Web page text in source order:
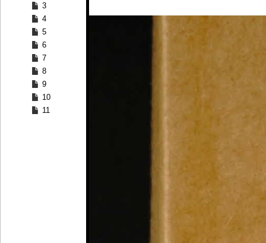
3
4
5
6
7
8
9
10
11